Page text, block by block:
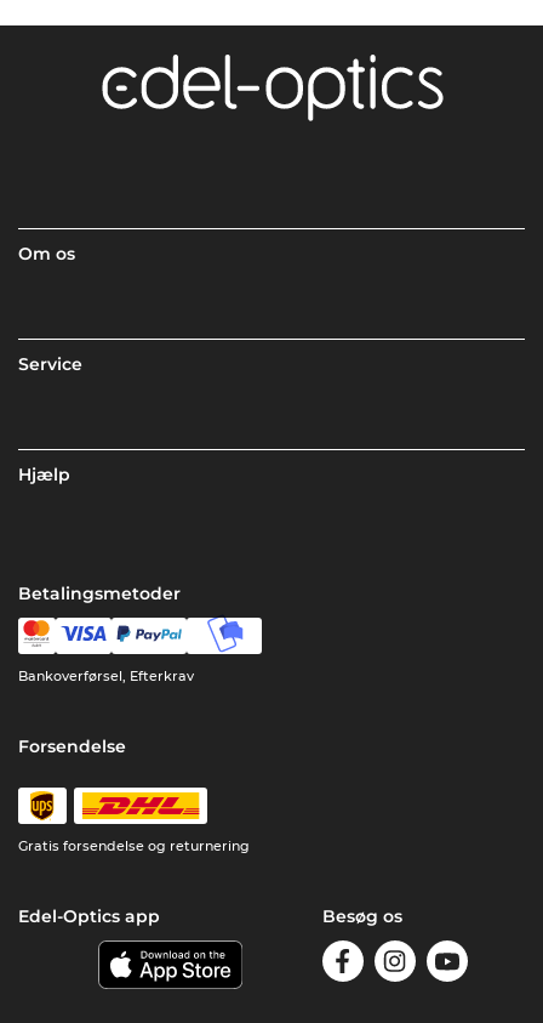
Om os
Service
Hjælp
Betalingsmetoder
Bankoverførsel, Efterkrav
Forsendelse
Gratis forsendelse og returnering
Edel-Optics app Besøg os